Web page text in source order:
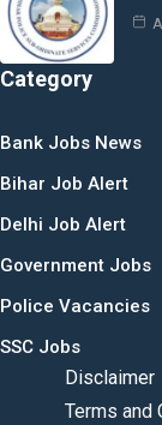
Category
Bank Jobs News
Bihar Job Alert
Delhi Job Alert
Government Jobs
Police Vacancies
SSC Jobs
Disclaimer
Terms and